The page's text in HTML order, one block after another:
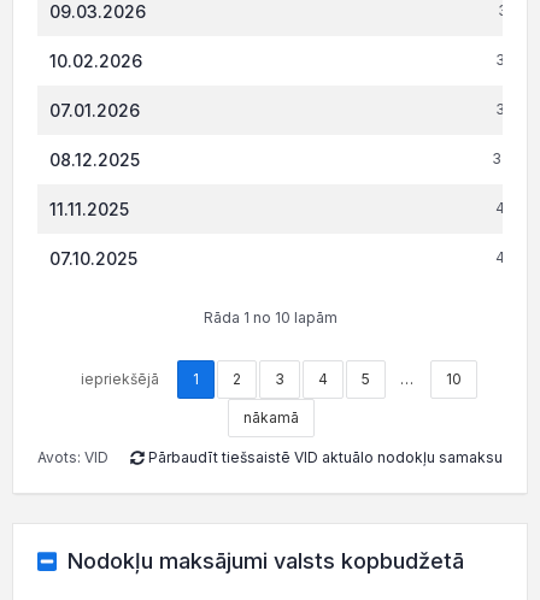
09.03.2026 3
10.02.2026 3
07.01.2026 3
08.12.2025 3
11.11.2025 4
07.10.2025 4
Rāda 1 no 10 lapām
iepriekšējā 1 2 3 4 5 … 10
nākamā
Avots: VID Pārbaudīt tiešsaistē VID aktuālo nodokļu samaksu
Nodokļu maksājumi valsts kopbudžetā